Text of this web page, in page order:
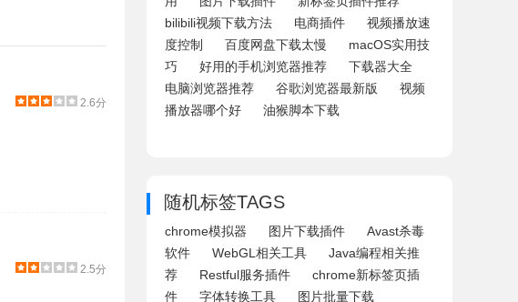
2.6分
2.5分
bilibili视频下载方法
电商插件
视频播放速
度控制
百度网盘下载太慢
macOS实用技
巧
好用的手机浏览器推荐
下载器大全
电脑浏览器推荐
谷歌浏览器最新版
视频
播放器哪个好
油猴脚本下载
随机标签TAGS
chrome模拟器 图片下载插件
Avast杀毒
软件
WebGL相关工具
Java编程相关推
荐
Restful服务插件
chrome新标签页插
件
字体转换工具 图片批量下载